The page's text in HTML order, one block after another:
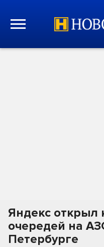
Яндекс открыл
очередей на
Петербурге